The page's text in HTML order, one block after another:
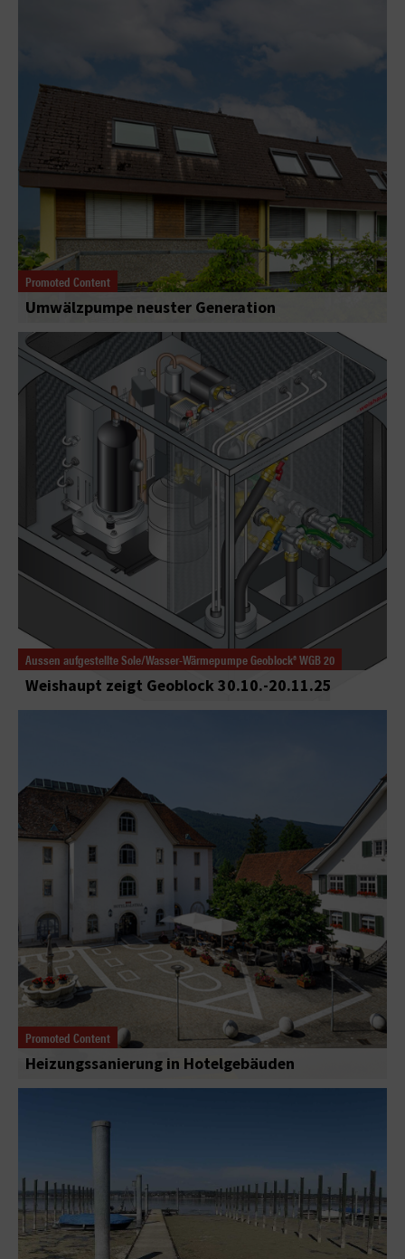
Promoted Content
Umwälzpumpe neuster Generation
Aussen aufgestellte Sole/Wasser-Wärmepumpe Geoblock® WGB 20
Weishaupt zeigt Geoblock 30.10.-20.11.25
Promoted Content
Heizungssanierung in Hotelgebäuden